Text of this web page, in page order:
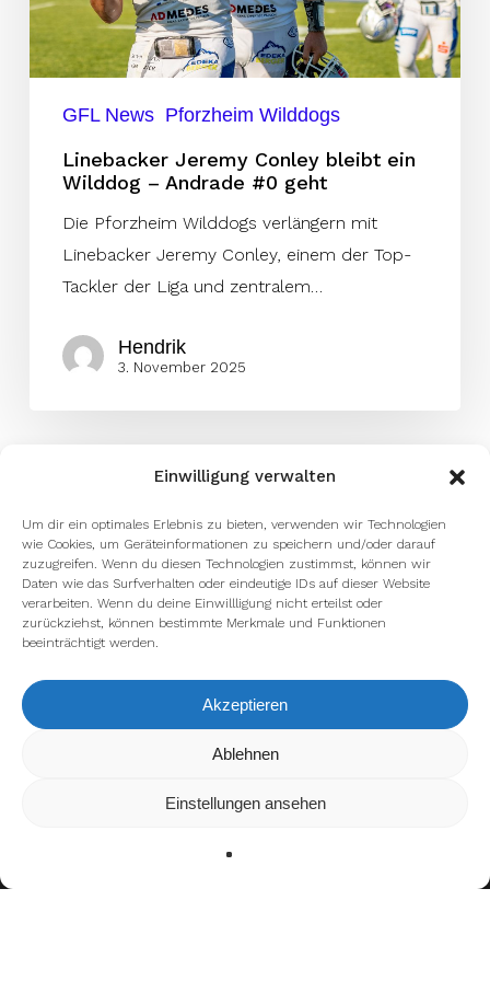
Einwilligung verwalten
Um dir ein optimales Erlebnis zu bieten, verwenden wir Technologien
wie Cookies, um Geräteinformationen zu speichern und/oder darauf
zuzugreifen. Wenn du diesen Technologien zustimmst, können wir
Daten wie das Surfverhalten oder eindeutige IDs auf dieser Website
verarbeiten. Wenn du deine Einwillligung nicht erteilst oder
zurückziehst, können bestimmte Merkmale und Funktionen
beeinträchtigt werden.
Akzeptieren
Ablehnen
Einstellungen ansehen
#0
GFL News Pforzheim Wilddogs
Linebacker Jeremy Conley bleibt ein
Wilddog – Andrade #0 geht
Die Pforzheim Wilddogs verlängern mit
Linebacker Jeremy Conley, einem der Top-
Tackler der Liga und zentralem…
Hendrik
3. November 2025
Wir verwenden Cookies, um dir die bestmögliche Erfahrung auf
kannst du erfahren, welche Cookies wir
verwenden oder sie ausschalten.